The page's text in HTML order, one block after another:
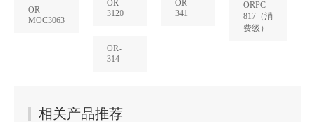
OR-
MOC3063
器
OR-
3120
OR-
314
桩
OR-
341
ORPC-
817（消
费级）
相关产品推荐